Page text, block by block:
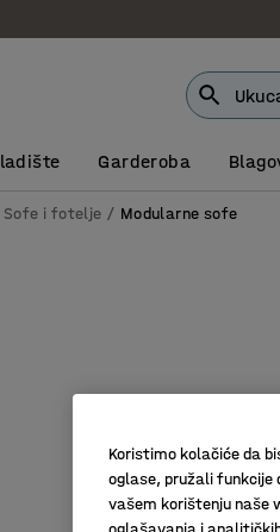
Garderoba
Sofe i fotelje Modularne sofe
Koristimo kolačiće da
oglase, pružali funkcije
vašem korištenju naše